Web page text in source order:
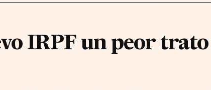
IRPF un peor trato